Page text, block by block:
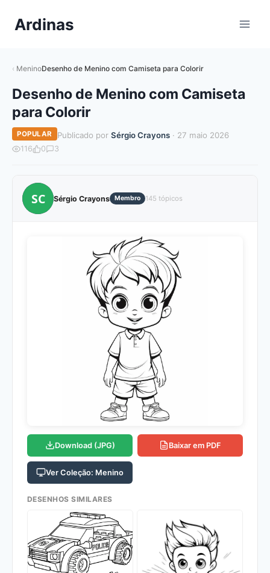
paraArdinas
MeninoDesenho de Menino com Camiseta para Colorir
Desenho de Menino com Camiseta
para Colorir
POPULAR Publicado por Sérgio Crayons· 27 maio 2026
116 0 3
SC Sérgio Crayons Membro 145 tópicos
Download (JPG) Baixar em PDF
Ver Coleção: Menino
DESENHOS SIMILARES